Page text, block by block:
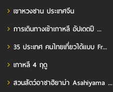
เขาหวงซาน ประเทศจีน
การเดินทางเข้าเกาหลี อัปเดตปี ...
35 ประเทศ คนไทยเที่ยวได้แบบ Fr...
เกาหลี 4 ฤดู
สวนสัตว์อาซาฮิยาม่า Asahiyama ...